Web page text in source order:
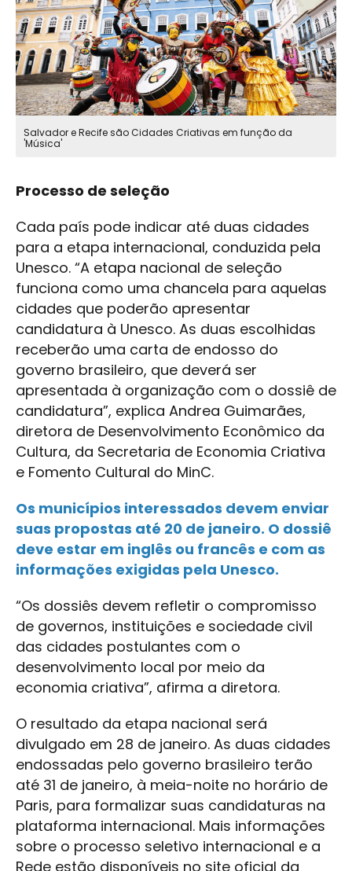
Salvador e Recife são Cidades Criativas em função da
'Música'
Processo de seleção
Cada país pode indicar até duas cidades
para a etapa internacional, conduzida pela
Unesco. “A etapa nacional de seleção
funciona como uma chancela para aquelas
cidades que poderão apresentar
candidatura à Unesco. As duas escolhidas
receberão uma carta de endosso do
governo brasileiro, que deverá ser
apresentada à organização com o dossiê de
candidatura”, explica Andrea Guimarães,
diretora de Desenvolvimento Econômico da
Cultura, da Secretaria de Economia Criativa
e Fomento Cultural do MinC.
Os municípios interessados devem enviar
suas propostas até 20 de janeiro. O dossiê
deve estar em inglês ou francês e com as
informações exigidas pela Unesco.
“Os dossiês devem refletir o compromisso
de governos, instituições e sociedade civil
das cidades postulantes com o
desenvolvimento local por meio da
economia criativa”, afirma a diretora.
O resultado da etapa nacional será
divulgado em 28 de janeiro. As duas cidades
endossadas pelo governo brasileiro terão
até 31 de janeiro, à meia-noite no horário de
Paris, para formalizar suas candidaturas na
plataforma internacional. Mais informações
sobre o processo seletivo internacional e a
Rede estão disponíveis no site oficial da